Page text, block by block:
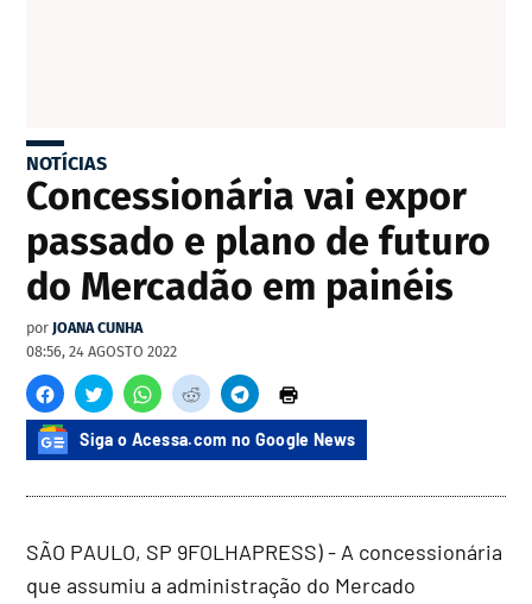
NOTÍCIAS
Concessionária vai expor
passado e plano de futuro
do Mercadão em painéis
por JOANA CUNHA
08:56, 24 AGOSTO 2022
Siga o Acessa.com no Google News
SÃO PAULO, SP 9FOLHAPRESS) - A concessionária
que assumiu a administração do Mercado